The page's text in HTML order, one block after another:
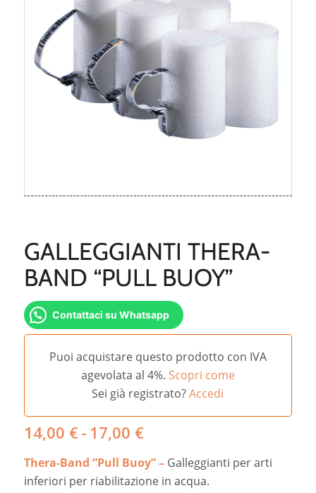
GALLEGGIANTI THERA-
BAND “PULL BUOY”
Contattaci su Whatsapp
Puoi acquistare questo prodotto con IVA
agevolata al 4%. Scopri come
Sei già registrato?Accedi
14,00 €- 17,00 €Fascia
prezzo:
da
Thera-Band “Pull Buoy” – Galleggianti per arti
inferiori per riabilitazione in acqua.